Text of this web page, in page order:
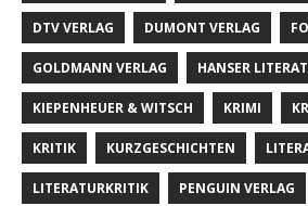
DTV VERLAG DUMONT VERLAG
GOLDMANN VERLAG HANSER
KIEPENHEUER & WITSCH KRIMI
KRITIK KURZGESCHICHTEN
LITERATURKRITIK PENGUIN VERLAG